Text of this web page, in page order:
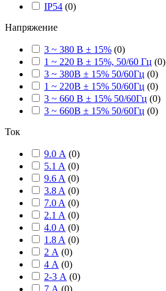
IP54 (0)
Напряжение
3 ~ 380 В ± 15% (0)
1 ~ 220 В ± 15%, 50/60 Гц (0)
3 ~ 380В ± 15% 50/60Гц (0)
1 ~ 220В ± 15% 50/60Гц (0)
3 ~ 660 В ± 15% 50/60Гц (0)
3 ~ 660В ± 15% 50/60Гц (0)
Ток
9.0 А (0)
5.1 A (0)
9.6 A (0)
3.8 A (0)
7.0 A (0)
2.1 A (0)
4.0 A (0)
1.8 A (0)
2 А (0)
4 А (0)
2-3 А (0)
7 А (0)